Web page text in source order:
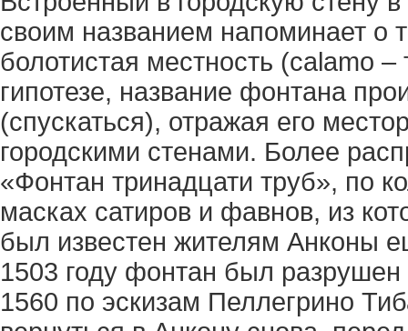
своим названием напоминает о
болотистая местность (calamo –
гипотезе, название фонтана
(спускаться), отражая его
городскими стенами. Более
«Фонтан тринадцати труб», по
масках сатиров и фавнов, из
был известен жителям Анконы
1503 году фонтан был
1560 по эскизам Пеллегрино